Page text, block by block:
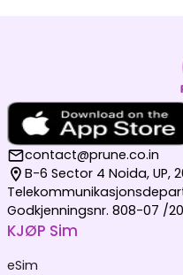
contact@prune.co.in
B-6 Sector 4 Noida, UP,
Godkjenningsnr. 808-07 /
KJØP Sim
eSim